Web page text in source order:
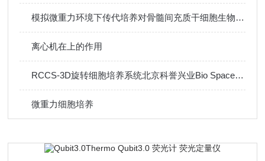
模拟微重力环境下传代培养对骨髓间充质干细胞生物学特性的影响
离心机在上的作用
RCCS-3D旋转细胞培养系统北京科誉兴业Bio SpaceX-3D微重力三维细胞培养系统
微重力细胞培养